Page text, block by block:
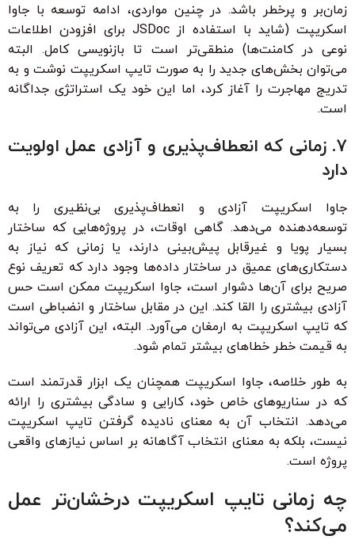
زمان‌بر و پرخطر باشد. در چنین مواردی، ادامه توسعه با جاوا
اسکریپت (شاید با استفاده از JSDoc برای افزودن اطلاعات
نوعی در کامنت‌ها) منطقی‌تر است تا بازنویسی کامل. البته
می‌توان بخش‌های جدید را به صورت تایپ اسکریپت نوشت و به
تدریج مهاجرت را آغاز کرد، اما این خود یک استراتژی جداگانه
است.
۷. زمانی که انعطاف‌پذیری و آزادی عمل اولویت
دارد
جاوا اسکریپت آزادی و انعطاف‌پذیری بی‌نظیری را به
توسعه‌دهنده می‌دهد. گاهی اوقات، در پروژه‌هایی که ساختار
بسیار پویا و غیرقابل پیش‌بینی دارند، یا زمانی که نیاز به
دستکاری‌های عمیق در ساختار داده‌ها وجود دارد که تعریف نوع
صریح برای آن‌ها دشوار است، جاوا اسکریپت ممکن است حس
آزادی بیشتری را القا کند. این در مقابل ساختار و انضباطی است
که تایپ اسکریپت به ارمغان می‌آورد. البته، این آزادی می‌تواند
به قیمت خطر خطاهای بیشتر تمام شود.
به طور خلاصه، جاوا اسکریپت همچنان یک ابزار قدرتمند است
که در سناریوهای خاص خود، کارایی و سادگی بیشتری را ارائه
می‌دهد. انتخاب آن به معنای نادیده گرفتن تایپ اسکریپت
نیست، بلکه به معنای انتخاب آگاهانه بر اساس نیازهای واقعی
پروژه است.
چه زمانی تایپ اسکریپت درخشان‌تر عمل
می‌کند؟